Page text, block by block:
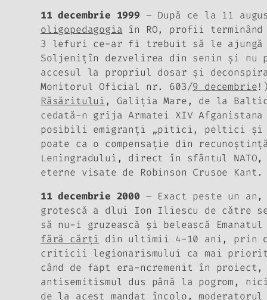
11 decembrie 1999 – După ce la 11
oligopedagogia în RO, profii
3 lefuri ce-ar fi trebuit să le ajungă
Soljeniţîn dezvelirea din senin şi nu
accesul la propriul dosar şi
Monitorul Oficial nr. 603/9 decembrie
Răsăritului, Galiţia Mare, de la
cedată-n grija Armatei XIV
posibili emigranţi „pitici, peltici şi
poate ca o compensaţie din
Leningradului, direct în sfântul
eterne visate de Robinson Crusoe Kant.
11 decembrie 2000 – Exact peste un
grotescă a dlui Ion Iliescu de către
să nu-i gruzească şi belească
fără cărţi din ultimii 4-10 ani, prin
criticii legionarismului ca mai
când de fapt era-ncremenit în
antisemitismul dus până la pogrom,
de la acest mandat încolo,